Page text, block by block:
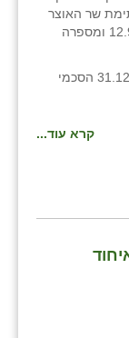
שר האוצר
ויו"ר מועצת מקרקעי ישראל עליה ביום 12.9.2016 ומספרה
בין השאר, מחייבת ההחלטה להמיר עד 31.12.2016 הסכמי
קרא עוד...